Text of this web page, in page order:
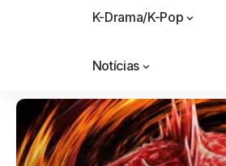
K-Drama/K-Pop
Notícias